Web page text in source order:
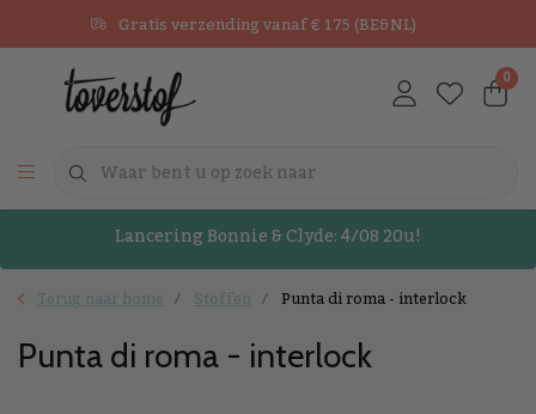
Gratis verzending vanaf € 175 (BE&NL)
0
Lancering Bonnie & Clyde: 4/08 20u!
Terug naar home Stoffen Punta di roma - interlock
Punta di roma - interlock